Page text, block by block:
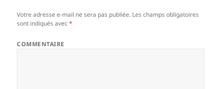
Votre adresse e-mail ne sera pas publiée. Les champs obligatoires
sont indiqués avec*
COMMENTAIRE